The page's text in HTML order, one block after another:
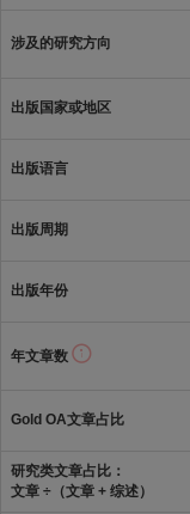
涉及的研究方向
出版国家或地区
出版语言
出版周期
出版年份
年文章数
Gold OA文章占比
研究类文章占比：
文章 ÷（文章 + 综述）